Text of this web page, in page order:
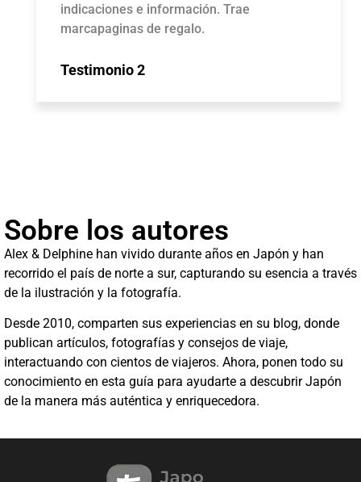
indicaciones e información. Trae
marcapaginas de regalo.
Testimonio 2
Sobre los autores
Alex & Delphine han vivido durante años en Japón y han
recorrido el país de norte a sur, capturando su esencia a través
de la ilustración y la fotografía.
Desde 2010, comparten sus experiencias en su blog, donde
publican artículos, fotografías y consejos de viaje,
interactuando con cientos de viajeros. Ahora, ponen todo su
conocimiento en esta guía para ayudarte a descubrir Japón
de la manera más auténtica y enriquecedora.